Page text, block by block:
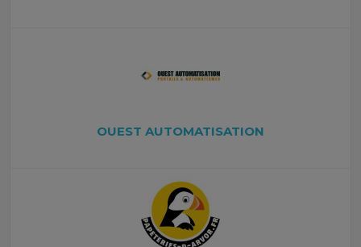
OUEST AUTOMATISATION